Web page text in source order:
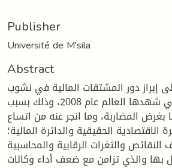
Publisher
Université de M'sila
Abstract
إبراز دور المشتقات المالية في نشوب
الأزمة المالية التي شهدها العالم عام 2008، وذلك بسبب
بغرض المضاربة، وما انجر عنه من اتساع
الاقتصادية الحقيقية والدائرة المالية؛
والثغرات الرقابية والمحاسبية
بها والذي تزامن مع ضعف أداء وكالات